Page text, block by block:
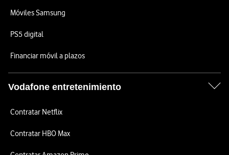
Móviles Samsung
PS5 digital
Financiar móvil a plazos
Vodafone entretenimiento
Contratar Netflix
Contratar HBO Max